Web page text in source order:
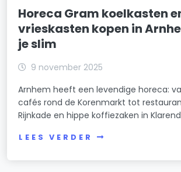
Horeca Gram koelkasten
vrieskasten kopen in
je slim
9 november 2025
Arnhem heeft een levendige horeca:
cafés rond de Korenmarkt tot
Rijnkade en hippe koffiezaken in
LEES VERDER